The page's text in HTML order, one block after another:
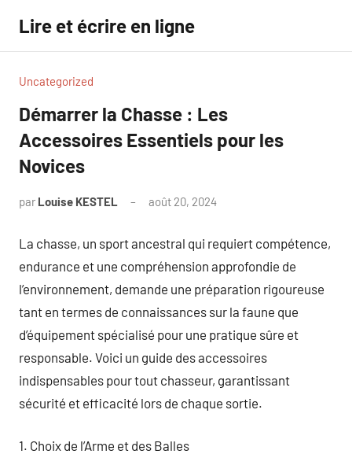
contenu
Lire et écrire en ligne
Uncategorized
Démarrer la Chasse : Les
Accessoires Essentiels pour les
Novices
par Louise KESTEL août 20, 2024
La chasse, un sport ancestral qui requiert compétence,
endurance et une compréhension approfondie de
l’environnement, demande une préparation rigoureuse
tant en termes de connaissances sur la faune que
d’équipement spécialisé pour une pratique sûre et
responsable. Voici un guide des accessoires
indispensables pour tout chasseur, garantissant
sécurité et efficacité lors de chaque sortie.
1. Choix de l’Arme et des Balles